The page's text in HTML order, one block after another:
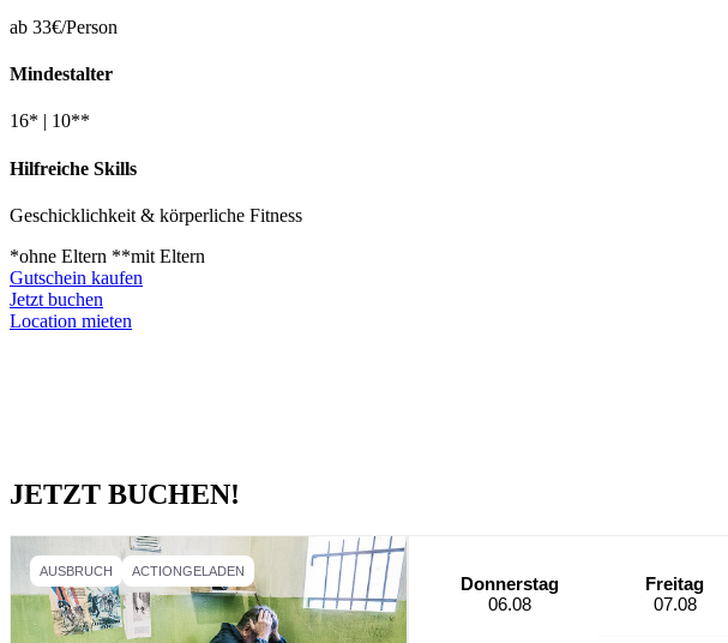
ab 33€/Person
Mindestalter
16* | 10**
Hilfreiche Skills
Geschicklichkeit & körperliche Fitness
*ohne Eltern **mit Eltern
Gutschein kaufen
Jetzt buchen
Location mieten
JETZT BUCHEN!
AUSBRUCH ACTIONGELADEN
Donnerstag
06.08
Freitag
07.08